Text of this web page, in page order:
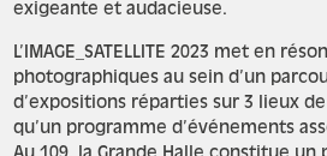
exigeante et audacieuse.
L’IMAGE_SATELLITE 2023 met en
photographiques au sein d’un
d’expositions réparties sur 3 lieux
qu’un programme d’événements